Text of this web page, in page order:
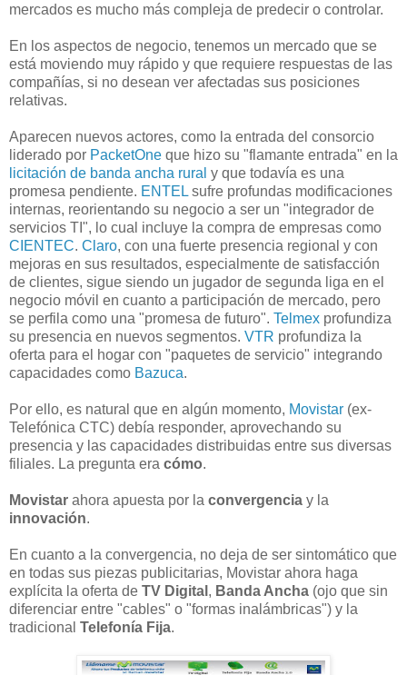
mercados es mucho más compleja de predecir o controlar.
En los aspectos de negocio, tenemos un mercado que se
está moviendo muy rápido y que requiere respuestas de las
compañías, si no desean ver afectadas sus posiciones
relativas.
Aparecen nuevos actores, como la entrada del consorcio
liderado por PacketOne que hizo su "flamante entrada" en la
licitación de banda ancha rural y que todavía es una
promesa pendiente. ENTEL sufre profundas modificaciones
internas, reorientando su negocio a ser un "integrador de
servicios TI", lo cual incluye la compra de empresas como
CIENTEC. Claro, con una fuerte presencia regional y con
mejoras en sus resultados, especialmente de satisfacción
de clientes, sigue siendo un jugador de segunda liga en el
negocio móvil en cuanto a participación de mercado, pero
se perfila como una "promesa de futuro". Telmex profundiza
su presencia en nuevos segmentos. VTR profundiza la
oferta para el hogar con "paquetes de servicio" integrando
capacidades como Bazuca.
Por ello, es natural que en algún momento, Movistar (ex-
Telefónica CTC) debía responder, aprovechando su
presencia y las capacidades distribuidas entre sus diversas
filiales. La pregunta era cómo.
Movistar ahora apuesta por la convergencia y la
innovación.
En cuanto a la convergencia, no deja de ser sintomático que
en todas sus piezas publicitarias, Movistar ahora haga
explícita la oferta de TV Digital , Banda Ancha (ojo que sin
diferenciar entre "cables" o "formas inalámbricas") y la
tradicional Telefonía Fija.